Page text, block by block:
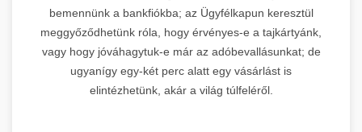
bemennünk a bankfiókba; az Ügyfélkapun keresztül
meggyőződhetünk róla, hogy érvényes-e a tajkártyánk,
vagy hogy jóváhagytuk-e már az adóbevallásunkat; de
ugyanígy egy-két perc alatt egy vásárlást is
elintézhetünk, akár a világ túlfeléről.